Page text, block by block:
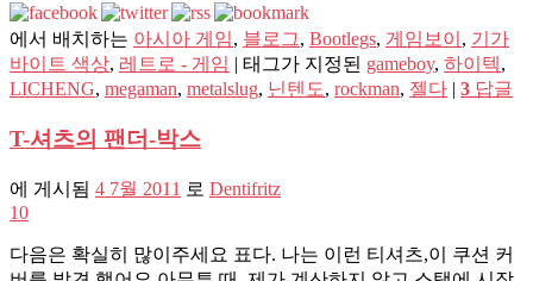
에서 배치하는 아시아 게임, 블로그, Bootlegs, 게임보이 , 기가
바이트 색상, 레트로 - 게임 | 태그가 지정된 gameboy, 하이텍,
LICHENG, megaman, metalslug, 닌텐도, rockman, 젤다 | 3 답글
T-셔츠의 팬더-박스
에 게시됨 4 7월 2011 로 Dentifritz
10
다음은 확실히 많이주세요 표다. 나는 이런 티셔츠,이 쿠션 커